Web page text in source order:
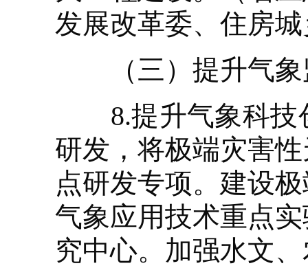
发展改革委、住房
（三）提升气象
8.提升气象科技
研发，将极端灾害
点研发专项。建设
气象应用技术重点
究中心。加强水文